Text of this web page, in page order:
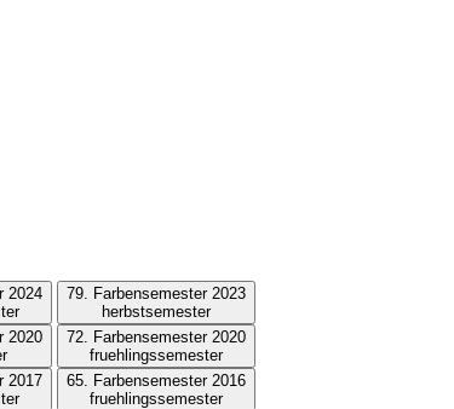
2024
79. Farbensemester 2023
herbstsemester
2020
72. Farbensemester 2020
fruehlingssemester
2017
65. Farbensemester 2016
fruehlingssemester